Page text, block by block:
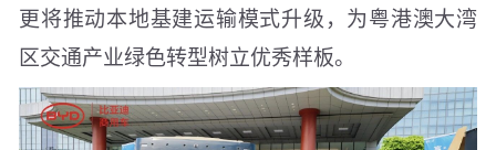
更将推动本地基建运输模式升级，为粤港澳大湾
区交通产业绿色转型树立优秀样板。